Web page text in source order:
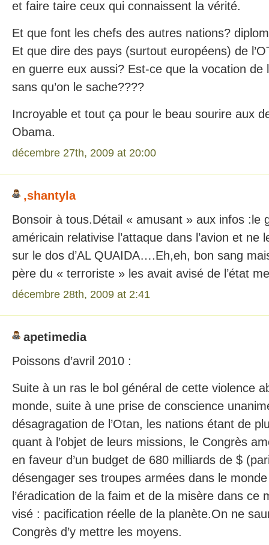
et faire taire ceux qui connaissent la vérité.
Et que font les chefs des autres nations?
Et que dire des pays (surtout européens) de
en guerre eux aussi? Est-ce que la vocation de
sans qu’on le sache????
Incroyable et tout ça pour le beau sourire aux
Obama.
décembre 27th, 2009 at 20:00
,shantyla
Bonsoir à tous.Détail « amusant » aux infos :le
américain relativise l’attaque dans l’avion et ne
sur le dos d’AL QUAIDA….Eh,eh, bon sang
père du « terroriste » les avait avisé de l’état
décembre 28th, 2009 at 2:41
apetimedia
Poissons d’avril 2010 :
Suite à un ras le bol général de cette violence
monde, suite à une prise de conscience
désagragation de l’Otan, les nations étant de
quant à l’objet de leurs missions, le Congrès
en faveur d’un budget de 680 milliards de $
désengager ses troupes armées dans le
l’éradication de la faim et de la misère dans ce
visé : pacification réelle de la planète.On ne
Congrès d’y mettre les moyens.